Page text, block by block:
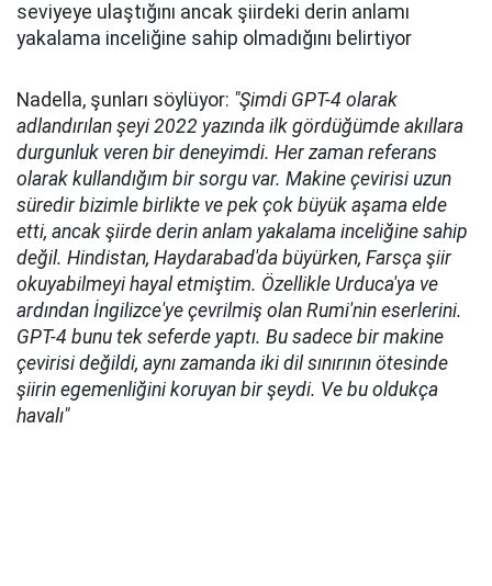
seviyeye ulaştığını ancak şiirdeki derin anlamı
yakalama inceliğine sahip olmadığını belirtiyor
Nadella, şunları söylüyor: "Şimdi GPT-4 olarak
adlandırılan şeyi 2022 yazında ilk gördüğümde akıllara
durgunluk veren bir deneyimdi. Her zaman referans
olarak kullandığım bir sorgu var. Makine çevirisi uzun
süredir bizimle birlikte ve pek çok büyük aşama elde
etti, ancak şiirde derin anlam yakalama inceliğine sahip
değil. Hindistan, Haydarabad'da büyürken, Farsça şiir
okuyabilmeyi hayal etmiştim. Özellikle Urduca'ya ve
ardından İngilizce'ye çevrilmiş olan Rumi'nin eserlerini.
GPT-4 bunu tek seferde yaptı. Bu sadece bir makine
çevirisi değildi, aynı zamanda iki dil sınırının ötesinde
şiirin egemenliğini koruyan bir şeydi. Ve bu oldukça
havalı"